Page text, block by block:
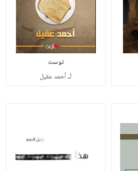
توست
لـأحمد عقيل